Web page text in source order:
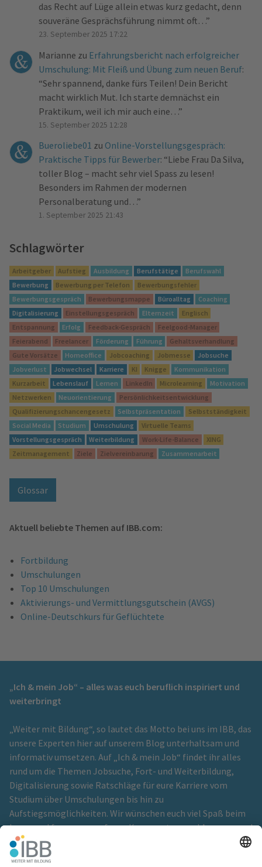
das Recht auf Lüge allein etwas kurz gedacht, denn
souveräne Gesprächsführung nimmt oft… ”
23. September 2025 17:22
Marianne zu Erfahrungsbericht nach erfolgreicher
Umschulung: Mit Fleiß und Übung zum neuen Beruf:
“Sehr spannend, danke fürs Teilen! Dein Bericht
macht wirklich Mut. Ich starte demnächst ein
Praktikum, weil ich mir auch eine… ”
15. September 2025 12:28
Bueroliebe01 zu Online-Vorstellungsgespräch:
Praktische Tipps für Bewerber: “Liebe Frau Da Silva,
toller Blog – macht sehr viel Spass zu lesen!
Besonders im Rahmen der modernen
Personalberatung und… ”
1. September 2025 21:43
Schlagwörter
Arbeitgeber Aufstieg Ausbildung Berufstätige
Berufswahl
Bewerbung
Bewerbung per Telefon
Bewerbungsfehler
Bewerbungsgespräch
Bewerbungsmappe Büroalltag
Coaching
Digitalisierung
Einstellungsgespräch Elternzeit
Englisch
Entspannung
Erfolg Feedback-Gespräch
Feelgood-Manager
Feierabend
Freelancer Förderung Führung
Gehaltsverhandlung
Gute Vorsätze
Homeoffice Jobcoaching Jobmesse
Jobsuche
Jobverlust
Jobwechsel Karriere KI Knigge
Kommunikation
Kurzarbeit
Lebenslauf Lernen LinkedIn Microlearning
Motivation
Netzwerken
Neuorientierung
Persönlichkeitsentwicklung
Qualifizierungschancengesetz
Selbstpräsentation
Selbstständigkeit
Social Media
Studium Umschulung
Virtuelle Teams
Vorstellungsgespräch
Weiterbildung Work-Life-Balance
XING
Zeitmanagement
Ziele Zielvereinbarung Zusammenarbeit
Glossar
Aktuell beliebte Themen auf IBB.com:
Fortbildung
Umschulungen
Top 10 Umschulungen
Aktivierungs- und Vermittlungsgutschein (AVGS)
Online-Deutschkurs für Geflüchtete
„Ich & mein Job“ – alles was euch beruflich inspiriert und
weiterbringt
„Weiter mit Bildung“, so lautet das Motto bei uns im IBB, das
unsere Experten hier auf unserem Blog unterhaltsam und
informativ umsetzen. Auf „Ich & mein Job“ findet ihr alles
rund um die Themen Jobsuche, Fort- und Weiterbildung,
Digitalisierung sowie Ratschläge für eure Karriere vom
Studium über Umschulungen bis hin zu
Aufstiegsmöglichkeiten. Wir wünschen euch viel Spaß beim
Lesen und freuen uns auf eure Kommentare und Anregungen!
Ein Blog der